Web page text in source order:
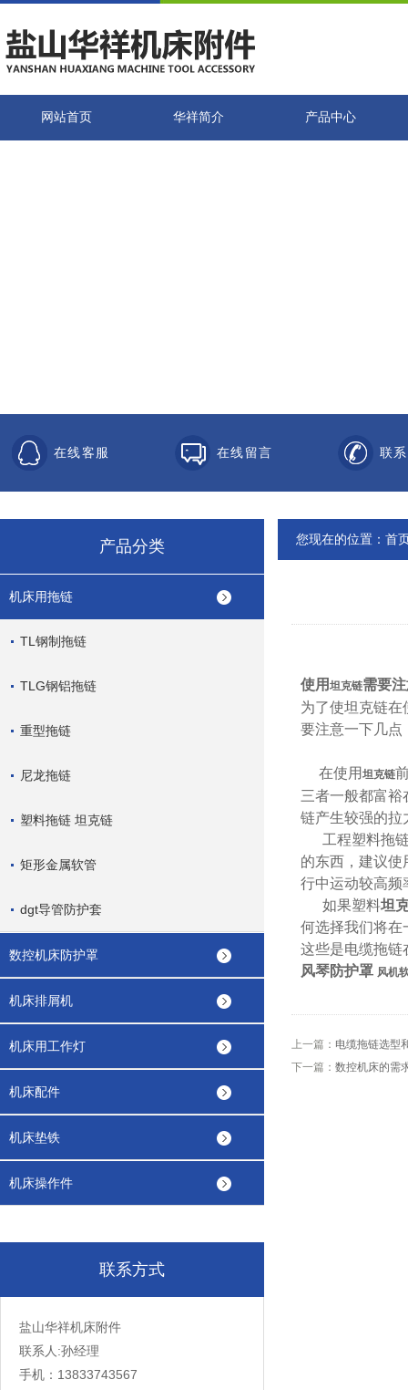
网站首页 华祥简介 产品中心
在线客服 在线留言 联
产品分类
机床用拖链
TL钢制拖链
TLG钢铝拖链
重型拖链
尼龙拖链
塑料拖链 坦克链
矩形金属软管
dgt导管防护套
数控机床防护罩
机床排屑机
机床用工作灯
机床配件
机床垫铁
机床操作件
联系方式
盐山华祥机床附件
联系人:孙经理
手机：13833743567
您现在的位置： 首
使用 坦克链需要
为了使坦克链在
要注意一下几点
在使用 坦克链
三者一般都富
链产生较强的拉
工程塑料拖链
的东西，建议
行中运动较高频
如果塑料坦
何选择我们将在
这些是电缆拖链
风琴防护罩 风机
上一篇： 电缆拖链选型
下一篇： 数控机床的需